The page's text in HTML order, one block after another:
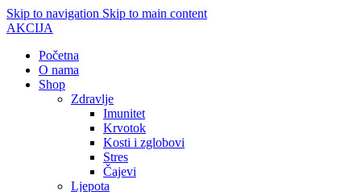
Skip to navigation Skip to main content
AKCIJA
Početna
O nama
Shop
Zdravlje
Imunitet
Krvotok
Kosti i zglobovi
Stres
Čajevi
Ljepota